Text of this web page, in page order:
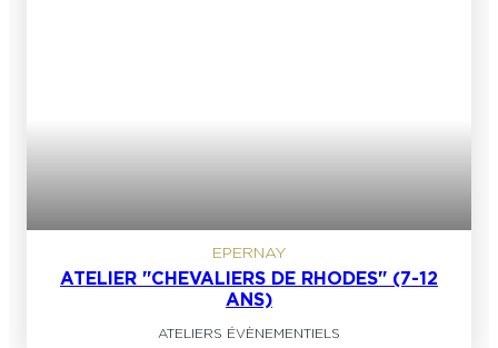
EPERNAY
ATELIER "CHEVALIERS DE RHODES" (7-12
ANS)
ATELIERS ÉVÈNEMENTIELS